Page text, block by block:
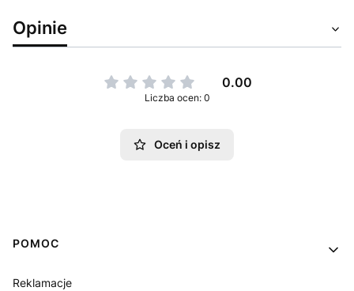
Opinie
0.00
Liczba ocen: 0
Oceń i opisz
Linki w stopce
POMOC
Reklamacje